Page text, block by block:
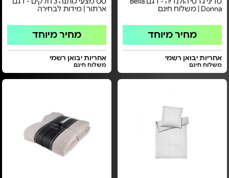
Donna | משלוח חינם
מחיר מיוחד
אחריות יבואן רשמי
משלוח חינם
ארתור | מידות לבחירה
מחיר מיוחד
אחריות יבואן רשמי
משלוח חינם